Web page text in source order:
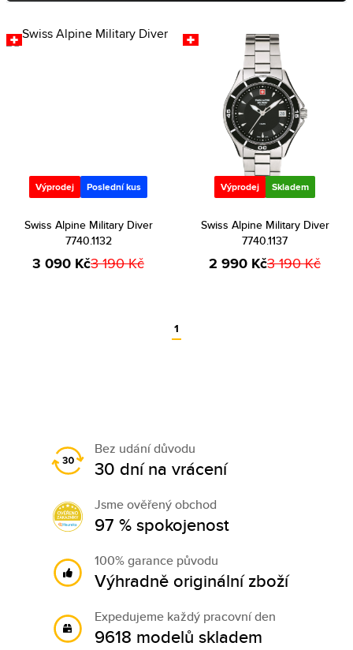
Výprodej Poslední kus
Swiss Alpine Military Diver
7740.1132
3 090 Kč3 190 Kč
Výprodej Skladem
Swiss Alpine Military Diver
7740.1137
2 990 Kč3 190 Kč
1
Bez udání důvodu
30 dní na vrácení
Jsme ověřený obchod
97 % spokojenost
100% garance původu
Výhradně originální zboží
Expedujeme každý pracovní den
9618 modelů skladem